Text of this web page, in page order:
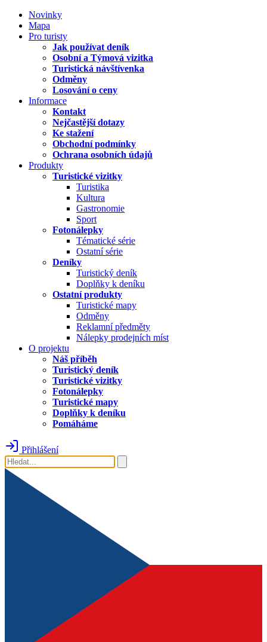
Novinky
Mapa
Pro turisty
Jak používat deník
Osobní a Týmová vizitka
Turistická návštívenka
Odměny
Losování o ceny
Informace
Kontakt
Nejčastější dotazy
Ke stažení
Obchodní podmínky
Ochrana osobních údajů
Produkty
Turistické vizitky
Turistika
Kultura
Gastronomie
Sport
Fotonálepky
Tématické série
Ostatní série
Deníky
Turistický deník
Doplňky k deníku
Ostatní produkty
Turistické mapy
Odměny
Reklamní předměty
Nálepky prodejních míst
O projektu
Náš příběh
Turistický deník
Turistické vizitky
Fotonálepky
Turistické mapy
Doplňky k deníku
Pomáháme
Přihlášení